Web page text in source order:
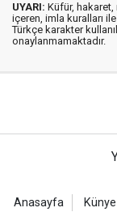
UYARI: Küfür, hakaret,
içeren, imla kuralları ile
Türkçe karakter
onaylanmamaktadır.
Anasayfa Künye